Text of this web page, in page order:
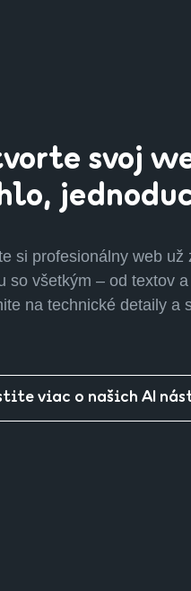
svoj
si profesionálny web
so všetkým – od textov
na technické detaily a
viac o našich AI